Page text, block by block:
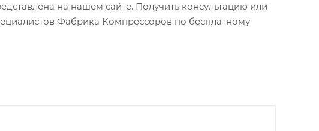
на нашем сайте. Получить консультацию или
Фабрика Компрессоров по бесплатному